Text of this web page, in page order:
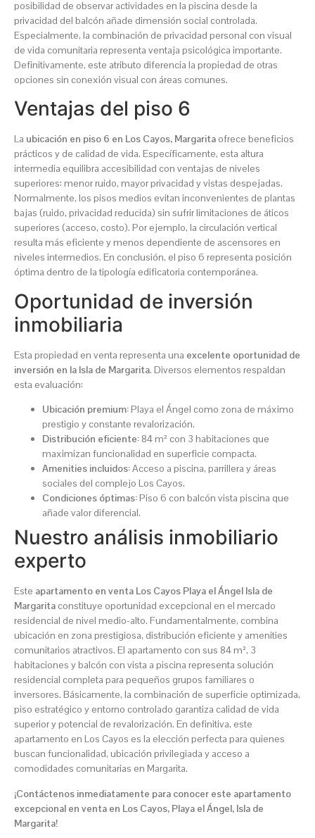
posibilidad de observar actividades en la piscina desde la
privacidad del balcón añade dimensión social controlada.
Especialmente, la combinación de privacidad personal con visual
de vida comunitaria representa ventaja psicológica importante.
Definitivamente, este atributo diferencia la propiedad de otras
opciones sin conexión visual con áreas comunes.
Ventajas del piso 6
La ubicación en piso 6 en Los Cayos, Margarita ofrece beneficios
prácticos y de calidad de vida. Específicamente, esta altura
intermedia equilibra accesibilidad con ventajas de niveles
superiores: menor ruido, mayor privacidad y vistas despejadas.
Normalmente, los pisos medios evitan inconvenientes de plantas
bajas (ruido, privacidad reducida) sin sufrir limitaciones de áticos
superiores (acceso, costo). Por ejemplo, la circulación vertical
resulta más eficiente y menos dependiente de ascensores en
niveles intermedios. En conclusión, el piso 6 representa posición
óptima dentro de la tipología edificatoria contemporánea.
Oportunidad de inversión
inmobiliaria
Esta propiedad en venta representa una excelente oportunidad de
inversión en la Isla de Margarita. Diversos elementos respaldan
esta evaluación:
Ubicación premium:Playa el Ángel como zona de máximo
prestigio y constante revalorización.
Distribución eficiente: 84 m² con 3 habitaciones que
maximizan funcionalidad en superficie compacta.
Amenities incluidos:Acceso a piscina, parrillera y áreas
sociales del complejo Los Cayos.
Condiciones óptimas:Piso 6 con balcón vista piscina que
añade valor diferencial.
Nuestro análisis inmobiliario
experto
Este apartamento en venta Los Cayos Playa el Ángel Isla de
Margarita constituye oportunidad excepcional en el mercado
residencial de nivel medio-alto. Fundamentalmente, combina
ubicación en zona prestigiosa, distribución eficiente y amenities
comunitarios atractivos. El apartamento con sus 84 m², 3
habitaciones y balcón con vista a piscina representa solución
residencial completa para pequeños grupos familiares o
inversores. Básicamente, la combinación de superficie optimizada,
piso estratégico y entorno controlado garantiza calidad de vida
superior y potencial de revalorización. En definitiva, este
apartamento en Los Cayos es la elección perfecta para quienes
buscan funcionalidad, ubicación privilegiada y acceso a
comodidades comunitarias en Margarita.
¡Contáctenos inmediatamente para conocer este apartamento
excepcional en venta en Los Cayos, Playa el Ángel, Isla de
Margarita!